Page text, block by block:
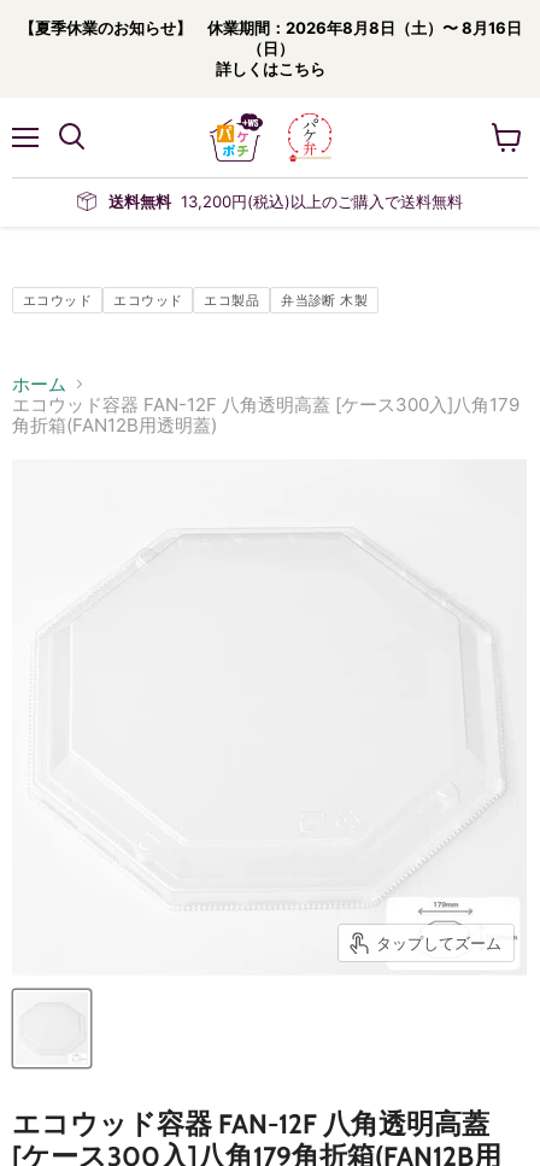
【夏季休業のお知らせ】 休業期間：2026年8月8日（土）〜 8月16日
（日）
詳しくはこちら
ニ
送料無料 13,200円(税込)以上のご購入で送料無料
ー
エコウッド エコウッド エコ製品 弁当診断 木製
ホーム
エコウッド容器 FAN-12F 八角透明高蓋 [ケース300入]八角179
角折箱(FAN12B用透明蓋)
タップしてズーム
エコウッド容器 FAN-12F 八角透明高蓋
[ケース300入]八角179角折箱(FAN12B用